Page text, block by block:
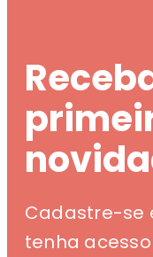
Cadastre-se
tenha